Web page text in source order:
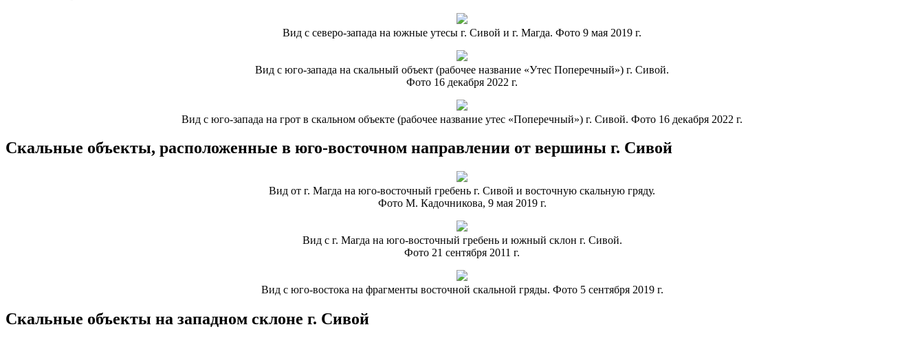
Вид с северо-запада на южные утесы г. Сивой и г. Магда. Фото 9 мая 2019 г.
Вид с юго-запада на скальный объект (рабочее название «Утес Поперечный») г. Сивой.
Фото 16 декабря 2022 г.
Вид с юго-запада на грот в скальном объекте (рабочее название утес «Поперечный») г. Сивой. Фото 16 декабря 2022 г.
Скальные объекты, расположенные в юго-восточном направлении от вершины г. Сивой
Вид от г. Магда на юго-восточный гребень г. Сивой и восточную скальную гряду.
Фото М. Кадочникова, 9 мая 2019 г.
Вид с г. Магда на юго-восточный гребень и южный склон г. Сивой.
Фото 21 сентября 2011 г.
Вид с юго-востока на фрагменты восточной скальной гряды. Фото 5 сентября 2019 г.
Скальные объекты на западном склоне г. Сивой